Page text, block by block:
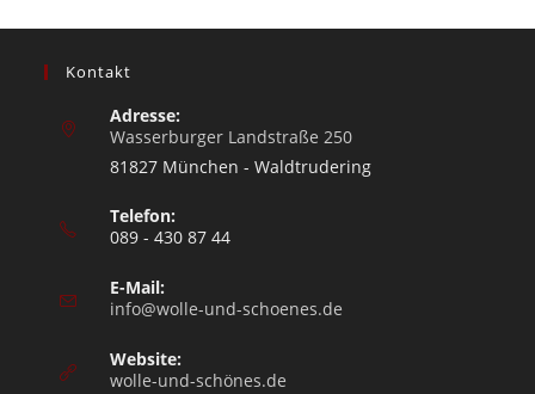
Kontakt
Adresse:
Wasserburger Landstraße 250
81827 München - Waldtrudering
Telefon:
089 - 430 87 44
E-Mail:
info@wolle-und-schoenes.de
Website:
wolle-und-schönes.de